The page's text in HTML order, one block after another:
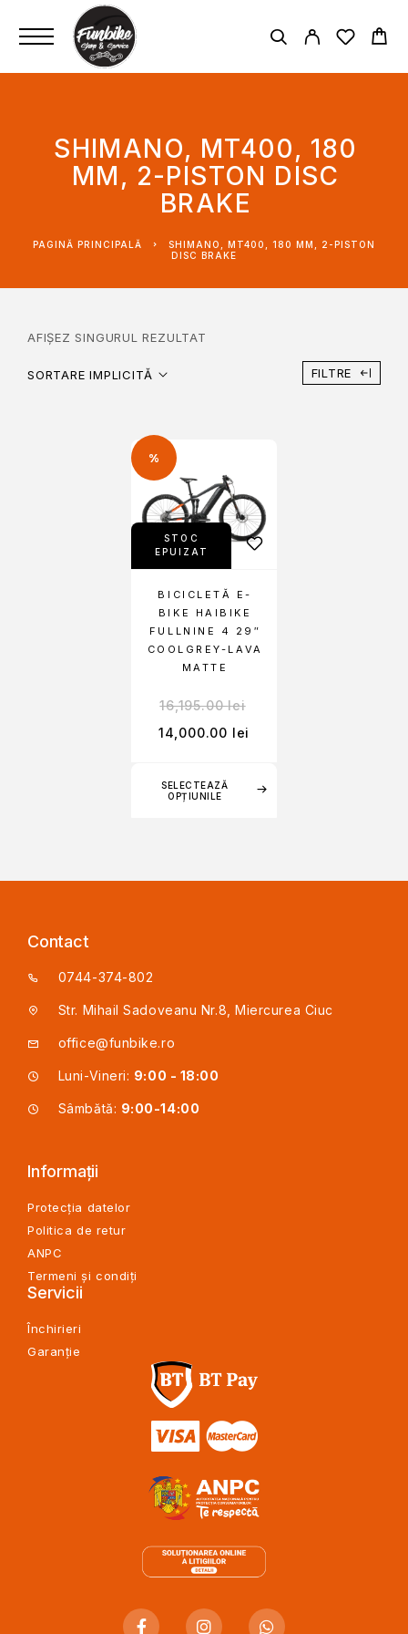
SHIMANO, MT400, 180
MM, 2-PISTON DISC
BRAKE
PAGINĂ PRINCIPALĂ
SHIMANO, MT400, 180 MM, 2-PISTON
DISC BRAKE
AFIȘEZ SINGURUL REZULTAT
SORTARE IMPLICITĂ FILTRE
%
STOC
EPUIZAT
SELECTEAZĂ
OPȚIUNILE
BICICLETĂ E-
BIKE HAIBIKE
FULLNINE 4 29″
COOLGREY-LAVA
MATTE
16,195.00lei
14,000.00 lei
Contact
0744-374-802
Str. Mihail Sadoveanu Nr.8, Miercurea Ciuc
office@funbike.ro
Luni-Vineri: 9:00 - 18:00
Sâmbătă: 9:00-14:00
Informații
Protecția datelor
Politica de retur
ANPC
Termeni și condiți
Servicii
Închirieri
Garanție